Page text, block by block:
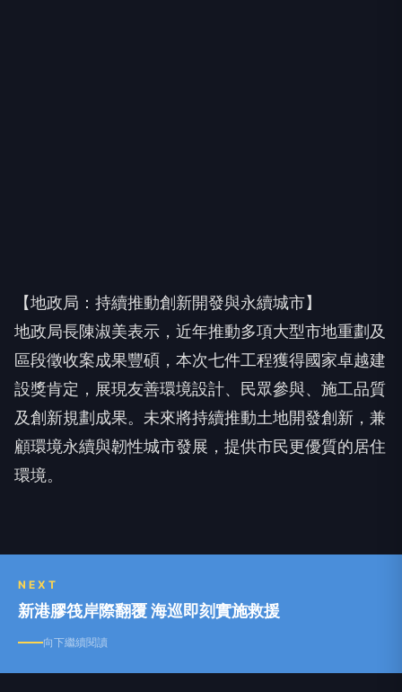
【地政局：持續推動創新開發與永續城市】
地政局長陳淑美表示，近年推動多項大型市地重劃及
區段徵收案成果豐碩，本次七件工程獲得國家卓越建
設獎肯定，展現友善環境設計、民眾參與、施工品質
及創新規劃成果。未來將持續推動土地開發創新，兼
顧環境永續與韌性城市發展，提供市民更優質的居住
環境。
NEXT
新港膠筏岸際翻覆 海巡即刻實施救援
向下繼續閱讀